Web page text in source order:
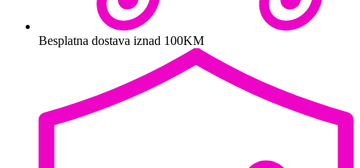
Besplatna dostava iznad 100KM